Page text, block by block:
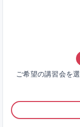
ご希望の講習会を